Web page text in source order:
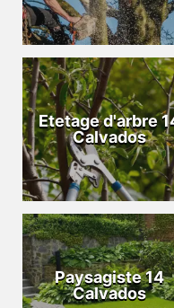
Etetage d'arbre
Calvados
Paysagiste 14
Calvados